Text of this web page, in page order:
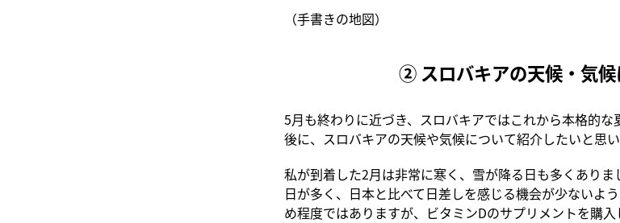
（手書きの地図）
② スロバキアの天候・気候
5月も終わりに近づき、スロバキアではこれから本格的な
後に、スロバキアの天候や気候について紹介したいと思い
私が到着した2月は非常に寒く、雪が降る日も多くあり
日が多く、日本と比べて日差しを感じる機会が少ないよ
め程度ではありますが、ビタミンDのサプリメントを購入